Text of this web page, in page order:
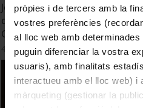
pròpies i de tercers amb la
vostres preferències
al lloc web amb
puguin diferenciar la vostra
usuaris), amb finalitats
interactueu amb el lloc web) i
màrqueting (gestionar la
Jornada d'informació pública
d'analítica de dades en
Catalunya
4 juliol, 2016